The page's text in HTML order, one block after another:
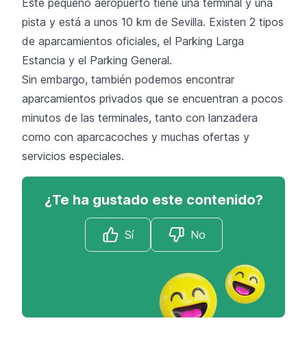
pista y está a unos 10 km de Sevilla. Existen 2 tipos
de aparcamientos oficiales, el Parking Larga
Estancia y el Parking General.
Sin embargo, también podemos encontrar
aparcamientos privados que se encuentran a pocos
minutos de las terminales, tanto con lanzadera
como con aparcacoches y muchas ofertas y
servicios especiales.
¿Te ha gustado este contenido?
Sí No